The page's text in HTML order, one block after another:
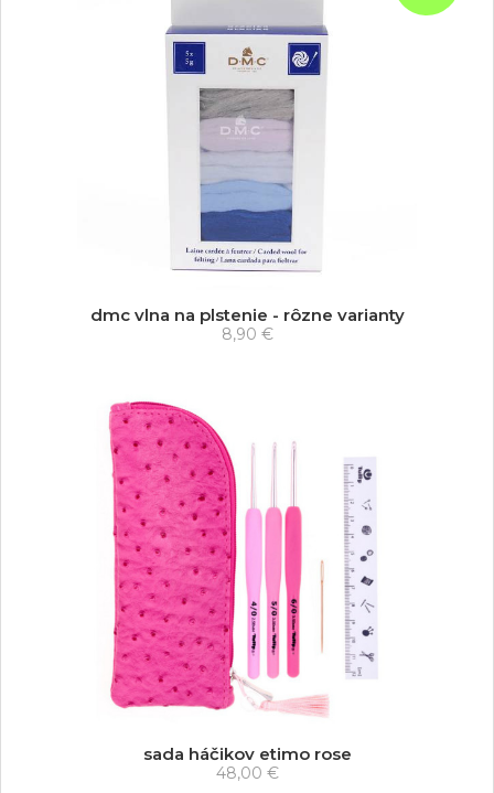
dmc vlna na plstenie - rôzne varianty
8,90 €
sada háčikov etimo rose
48,00 €